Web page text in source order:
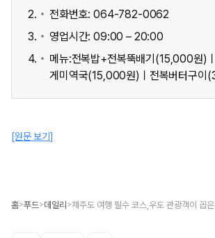
전화번호: 064-782-0062
영업시간: 09:00 – 20:00
메뉴:전복밥+전복뚝배기(15,000원)
게미역국(15,000원)ㅣ전복버터구이
[원문 보기]
홈>푸드>데일리>제주도 여행 필수 코스,우도 관광객이 꼽